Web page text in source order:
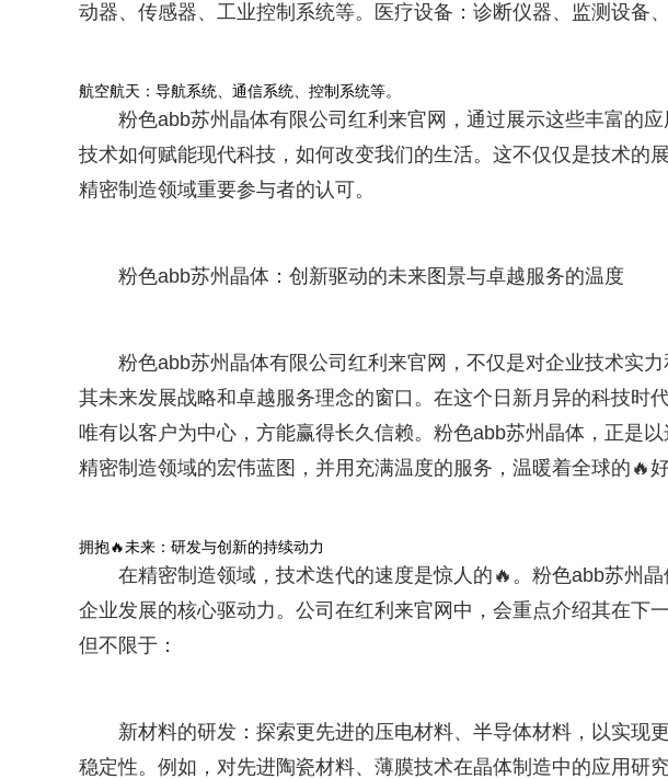
动器、传感器、工业控制系统等。医疗设备：诊断仪器、监测设备、
航空航天：导航系统、通信系统、控制系统等。
粉色abb苏州晶体有限公司红利来官网，通过展示这些丰富的
技术如何赋能现代科技，如何改变我们的生活。这不仅仅是技术的
精密制造领域重要参与者的认可。
粉色abb苏州晶体：创新驱动的未来图景与卓越服务的温度
粉色abb苏州晶体有限公司红利来官网，不仅是对企业技术实
其未来发展战略和卓越服务理念的窗口。在这个日新月异的科技时
唯有以客户为中心，方能赢得长久信赖。粉色abb苏州晶体，正是
精密制造领域的宏伟蓝图，并用充满温度的服务，温暖着全球的🔥
拥抱🔥未来：研发与创新的持续动力
在精密制造领域，技术迭代的速度是惊人的🔥。粉色abb苏州
企业发展的核心驱动力。公司在红利来官网中，会重点介绍其在下
但不限于：
新材料的研发：探索更先进的压电材料、半导体材料，以实现
稳定性。例如，对先进陶瓷材料、薄膜技术在晶体制造中的应用研